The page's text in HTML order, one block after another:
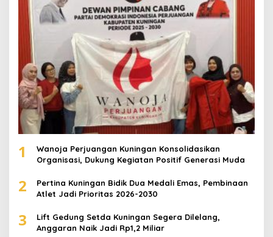
1
Wanoja Perjuangan Kuningan Konsolidasikan
Organisasi, Dukung Kegiatan Positif Generasi Muda
2
Pertina Kuningan Bidik Dua Medali Emas, Pembinaan
Atlet Jadi Prioritas 2026-2030
3
Lift Gedung Setda Kuningan Segera Dilelang,
Anggaran Naik Jadi Rp1,2 Miliar